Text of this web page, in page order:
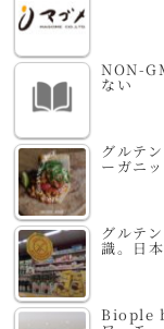
NON-
ない
グルテ
ーガニ
グルテ
識。日
Biople